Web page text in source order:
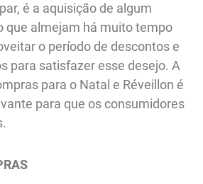
é a aquisição de algum
que almejam há muito tempo
o período de descontos e
para satisfazer esse desejo. A
para o Natal e Réveillon é
para que os consumidores